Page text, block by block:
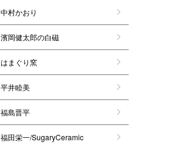
中村かおり
濱岡健太郎の白磁
はまぐり窯
平井睦美
福島晋平
福田栄一/SugaryCeramic